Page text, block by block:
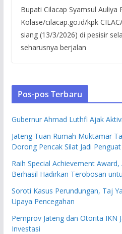
Bupati Cilacap Syamsul Auliya
Kolase/cilacap.go.id/kpk
siang (13/3/2026) di pesisir
seharusnya berjalan
Pos-pos Terbaru
Gubernur Ahmad Luthfi Ajak
Jateng Tuan Rumah Muktamar
Dorong Pencak Silat Jadi
Raih Special Achievement
Berhasil Hadirkan Terobosan
Soroti Kasus Perundungan, Taj
Upaya Pencegahan
Pemprov Jateng dan Otorita IKN
Investasi